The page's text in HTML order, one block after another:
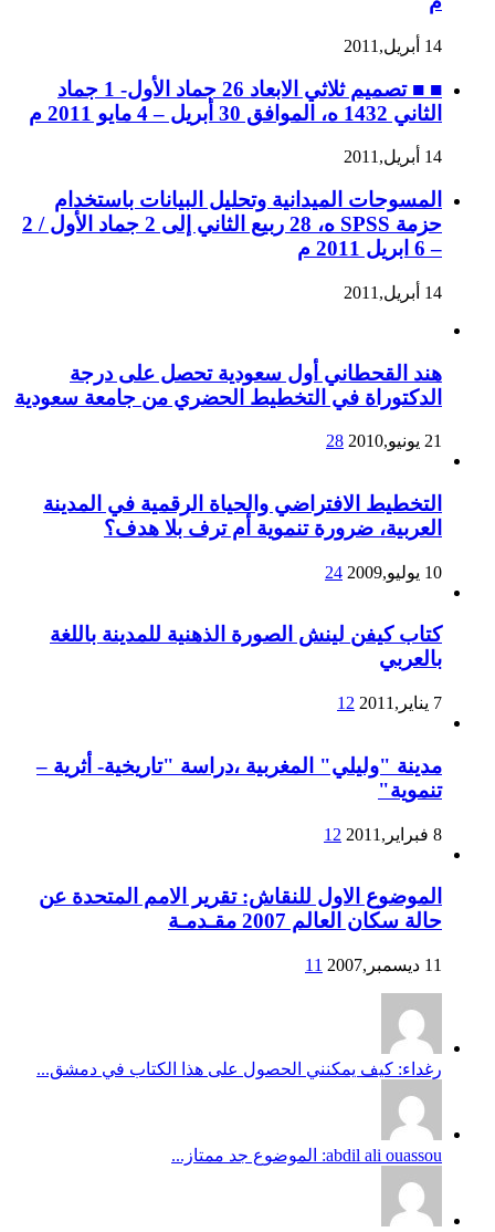
14 أبريل,2011
■ ■ تصميم ثلاثي الابعاد 26 جماد الأول- 1 جماد
الثاني 1432 ه، الموافق 30 أبريل – 4 مايو 2011 م
14 أبريل,2011
المسوحات الميدانية وتحليل البيانات باستخدام
حزمة SPSS ه، 28 ربيع الثاني إلى 2 جماد الأول / 2
– 6 ابريل 2011 م
14 أبريل,2011
هند القحطاني أول سعودية تحصل على درجة
الدكتوراة في التخطيط الحضري من جامعة سعودية
21 يونيو,2010 28
التخطيط الافتراضي والحياة الرقمية في المدينة
العربية، ضرورة تنموية أم ترف بلا هدف؟
10 يوليو,2009 24
كتاب كيفن لينش الصورة الذهنية للمدينة باللغة
بالعربي
7 يناير,2011 12
مدينة "وليلي" المغربية ،دراسة "تاريخية- أثرية –
تنموية"
8 فبراير,2011 12
الموضوع الاول للنقاش: تقرير الامم المتحدة عن
حالة سكان العالم 2007 مقـدمـة
11 ديسمبر,2007 11
رغداء: كيف يمكنني الحصول على هذا الكتاب في دمشق...
abdil ali ouassou: الموضوع جد ممتاز...